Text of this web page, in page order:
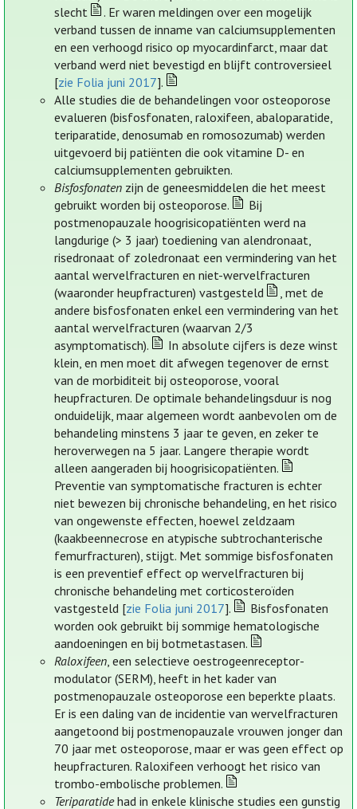
slecht
. Er waren meldingen over een mogelijk
verband tussen de inname van calciumsupplementen
en een verhoogd risico op myocardinfarct, maar dat
verband werd niet bevestigd en blijft controversieel
[zie Folia juni 2017].
Alle studies die de behandelingen voor osteoporose
evalueren (bisfosfonaten, raloxifeen, abaloparatide,
teriparatide, denosumab en romosozumab) werden
uitgevoerd bij patiënten die ook vitamine D- en
calciumsupplementen gebruikten.
Bisfosfonaten zijn de geneesmiddelen die het meest
gebruikt worden bij osteoporose.
Bij
postmenopauzale hoogrisicopatiënten werd na
langdurige (> 3 jaar) toediening van alendronaat,
risedronaat of zoledronaat een vermindering van het
aantal wervelfracturen en niet-wervelfracturen
(waaronder heupfracturen) vastgesteld
, met de
andere bisfosfonaten enkel een vermindering van het
aantal wervelfracturen (waarvan 2/3
asymptomatisch).
In absolute cijfers is deze winst
klein, en men moet dit afwegen tegenover de ernst
van de morbiditeit bij osteoporose, vooral
heupfracturen. De optimale behandelingsduur is nog
onduidelijk, maar algemeen wordt aanbevolen om de
behandeling minstens 3 jaar te geven, en zeker te
heroverwegen na 5 jaar. Langere therapie wordt
alleen aangeraden bij hoogrisicopatiënten.
Preventie van symptomatische fracturen is echter
niet bewezen bij chronische behandeling, en het risico
van ongewenste effecten, hoewel zeldzaam
(kaakbeennecrose en atypische subtrochanterische
femurfracturen), stijgt. Met sommige bisfosfonaten
is een preventief effect op wervelfracturen bij
chronische behandeling met corticosteroïden
vastgesteld [zie Folia juni 2017].
Bisfosfonaten
worden ook gebruikt bij sommige hematologische
aandoeningen en bij botmetastasen.
Raloxifeen, een selectieve oestrogeenreceptor-
modulator (SERM), heeft in het kader van
postmenopauzale osteoporose een beperkte plaats.
Er is een daling van de incidentie van wervelfracturen
aangetoond bij postmenopauzale vrouwen jonger dan
70 jaar met osteoporose, maar er was geen effect op
heupfracturen. Raloxifeen verhoogt het risico van
trombo-embolische problemen.
Teriparatidehad in enkele klinische studies een gunstig